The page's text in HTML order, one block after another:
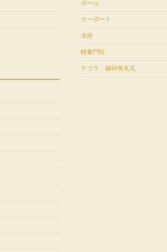
ポール
カーポート
水栓
軽量門柱
テコラ 破砕角丸瓦